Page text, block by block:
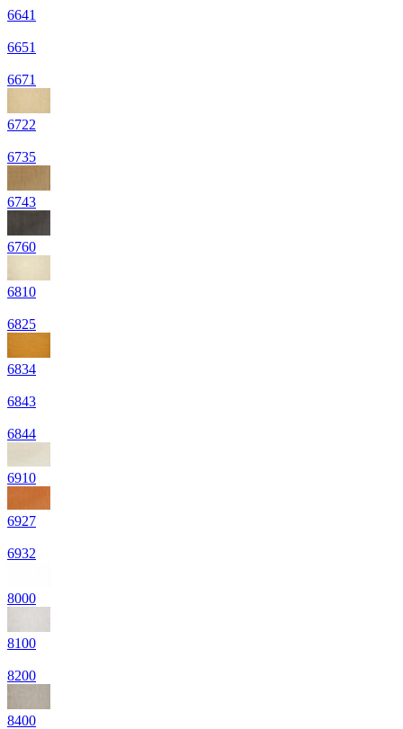
6641
6651
6671
6722
6735
6743
6760
6810
6825
6834
6843
6844
6910
6927
6932
8000
8100
8200
8400